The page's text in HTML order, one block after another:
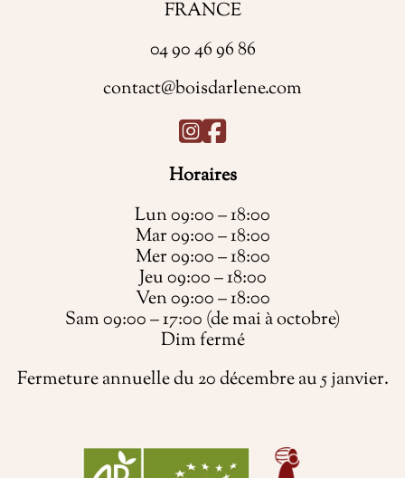
FRANCE
04 90 46 96 86
contact@boisdarlene.com
Horaires
Lun 09:00 – 18:00
Mar 09:00 – 18:00
Mer 09:00 – 18:00
Jeu 09:00 – 18:00
Ven 09:00 – 18:00
Sam 09:00 – 17:00 (de mai à octobre)
Dim fermé
Fermeture annuelle du 20 décembre au 5 janvier.